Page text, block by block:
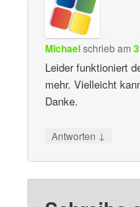
Michaelschriebam
Leider funktioniert
mehr. Vielleicht
Danke.
Antworten ↓